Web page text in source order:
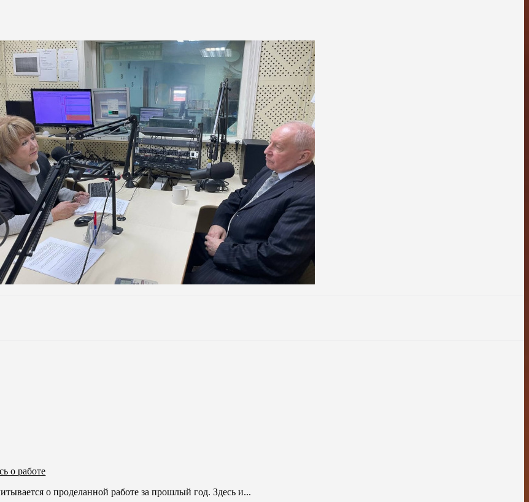
о работе
о проделанной работе за прошлый год. Здесь и...